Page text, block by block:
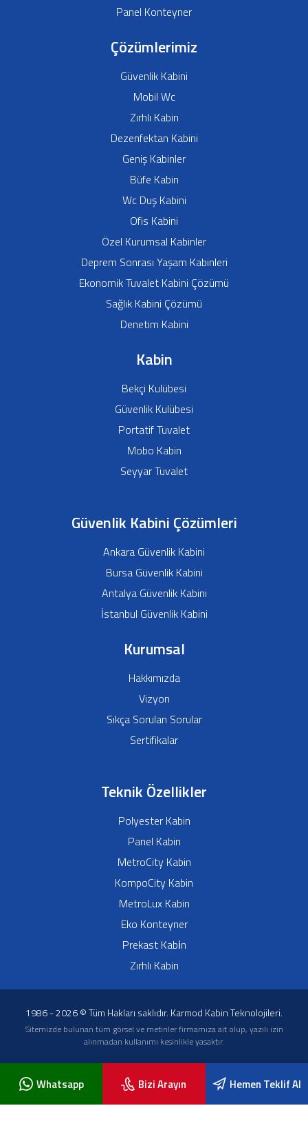
Panel Konteyner
Çözümlerimiz
Güvenlik Kabini
Mobil Wc
Zırhlı Kabin
Dezenfektan Kabini
Geniş Kabinler
Büfe Kabin
Wc Duş Kabini
Ofis Kabini
Özel Kurumsal Kabinler
Deprem Sonrası Yaşam Kabinleri
Ekonomik Tuvalet Kabini Çözümü
Sağlık Kabini Çözümü
Denetim Kabini
Kabin
Bekçi Kulübesi
Güvenlik Kulübesi
Portatif Tuvalet
Mobo Kabin
Seyyar Tuvalet
Güvenlik Kabini Çözümleri
Ankara Güvenlik Kabini
Bursa Güvenlik Kabini
Antalya Güvenlik Kabini
İstanbul Güvenlik Kabini
Kurumsal
Hakkımızda
Vizyon
Sıkça Sorulan Sorular
Sertifikalar
Teknik Özellikler
Polyester Kabin
Panel Kabin
MetroCity Kabin
KompoCity Kabin
MetroLux Kabin
Eko Konteyner
Prekast Kabi̇n
Zırhlı Kabin
1986 - 2026 © Tüm Hakları saklıdır. Karmod Kabin Teknolojileri.
Sitemizde bulunan tüm görsel ve metinler firmamıza ait olup, yazılı izin
alınmadan kullanımı kesinlikle yasaktır.
Blog Yazıları KVK Metni Servis Formu
Sıkça Sorulan Sorular
İletişim
Karmod Cabin
Whatsapp Bizi Arayın Hemen Teklif Al